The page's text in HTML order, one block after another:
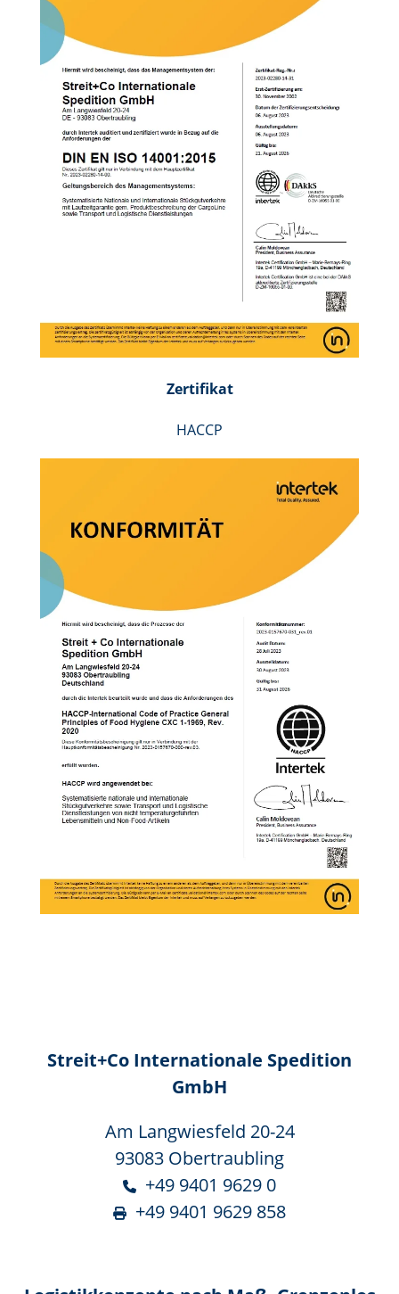
Zertifikat
HACCP
Streit+Co Internationale Spedition
GmbH
Am Langwiesfeld 20-24
93083 Obertraubling
+49 9401 9629 0
+49 9401 9629 858